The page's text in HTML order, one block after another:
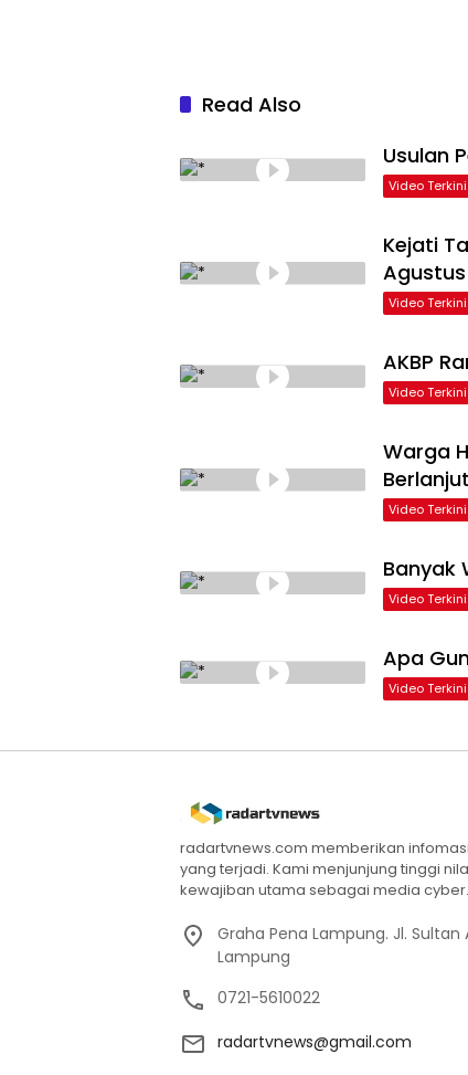
Read Also
Usulan
Video Terkini
Kejati
Agustus
Video Terkini
AKBP
Video Terkini
Warga
Berlanjut
Video Terkini
Banyak
Video Terkini
Apa
Video Terkini
radartvnews.com memberikan
yang terjadi. Kami menjunjung tinggi
kewajiban utama sebagai media cyber.
Graha Pena Lampung. Jl.
Lampung
0721-5610022
radartvnews@gmail.com